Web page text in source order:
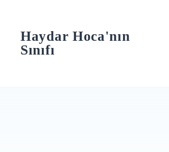
contentHaydar Hoca'nın
Sınıfı